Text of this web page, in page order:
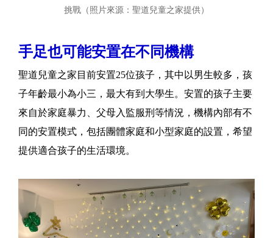
挑戰（照片來源：聖道兒童之家提供）
手足也可能安置在不同機構
聖道兒童之家目前安置25位孩子，其中以男生較多，孩
子年齡最小為小三，最大有到大學生。安置的孩子主要
來自於家庭暴力、父母入監服刑等情況，機構內部有不
同的安置模式，包括團體家庭和小型家庭的設置，希望
提供適合孩子的生活環境。